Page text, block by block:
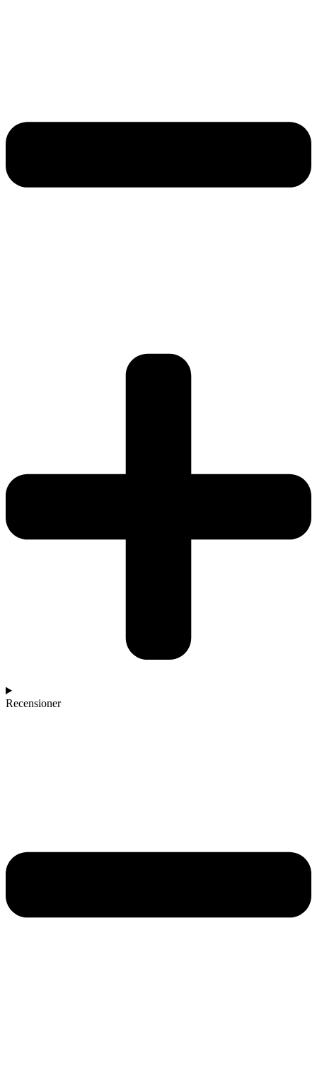
Recensioner